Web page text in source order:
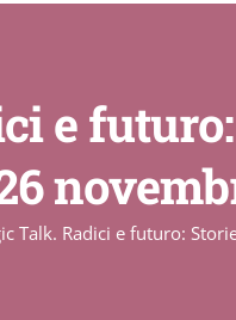
e
Talk. Radici e futuro: